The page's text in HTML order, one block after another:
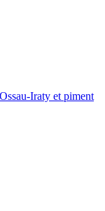
Iraty et piment